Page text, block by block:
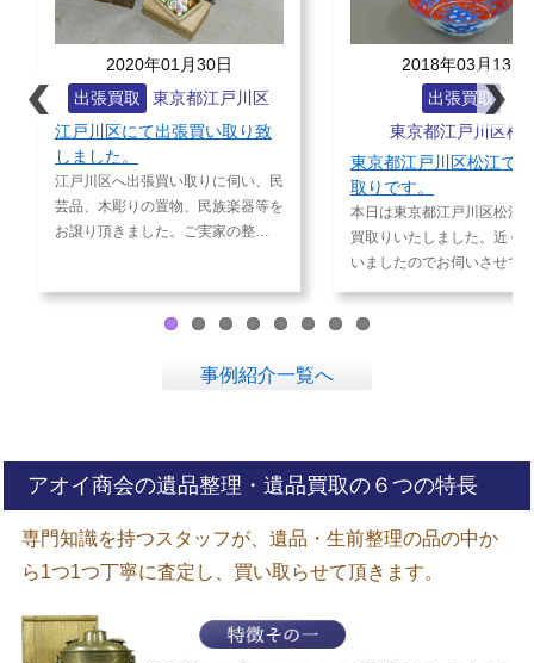
2018年03月13日
出張買取
東京都江戸川区松江
東京都江戸川区松江で出張買
取りです。
本日は東京都江戸川区松江にて出張
買取りいたしました。近くを回って
2018年02月
出張買取
東京
江戸川区にて仏像
に伺いました。
本日は江戸川区にて仏
取させていただきまし
蔵品をお譲り頂きあ
Prev
事例紹介一覧へ
アオイ商会の遺品整理・遺品買取の６つの特長
専門知識を持つスタッフが、遺品・生前整理の品の中か
ら1つ1つ丁寧に査定し、買い取らせて頂きます。